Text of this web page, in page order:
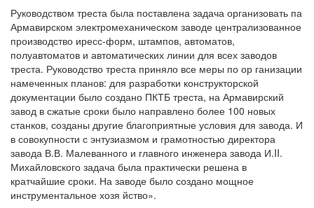
Руководством треста была поставлена задача организовать па
Армавирском электромеханическом заводе централизованное
производство иресс-форм, штампов, автоматов,
полуавтоматов и автоматических линии для всех заводов
треста. Руководство треста приняло все меры по ор ганизации
намеченных планов: для разработки конструкторской
документации было создано ПКТБ треста, на Армавирский
завод в сжатые сроки было направлено более 100 новых
станков, созданы другие благоприятные условия для завода. И
в совокупности с энтузиазмом и грамотностью директора
завода В.В. Малеванного и главного инженера завода И.II.
Михайловского задача была практически решена в
кратчайшие сроки. На заводе было создано мощное
инструментальное хозя йство».